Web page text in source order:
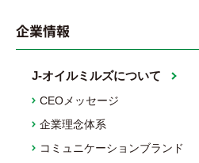
企業情報
J-オイルミルズについて
CEOメッセージ
企業理念体系
コミュニケーションブランド